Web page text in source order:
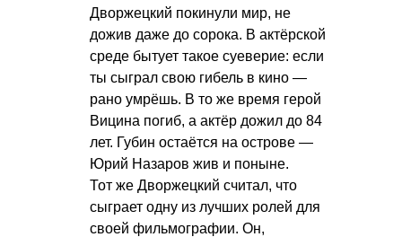
Дворжецкий покинули мир, не
дожив даже до сорока. В актёрской
среде бытует такое суеверие: если
ты сыграл свою гибель в кино —
рано умрёшь. В то же время герой
Вицина погиб, а актёр дожил до 84
лет. Губин остаётся на острове —
Юрий Назаров жив и поныне.
Тот же Дворжецкий считал, что
сыграет одну из лучших ролей для
своей фильмографии. Он,